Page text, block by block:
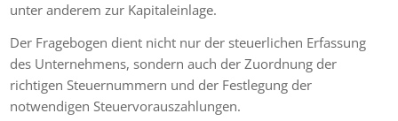
unter anderem zur Kapitaleinlage.
Der Fragebogen dient nicht nur der steuerlichen Erfassung
des Unternehmens, sondern auch der Zuordnung der
richtigen Steuernummern und der Festlegung der
notwendigen Steuervorauszahlungen.